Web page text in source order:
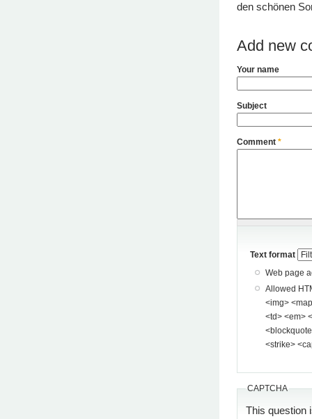
den schönen
Add new
Your name
Subject
Comment *
Text format
Web page
Allowed HTML tags: <a> <p> <span> <div>
<img> <map> <area> <hr> <br>
<td> <em> <b> <u> <i>
<blockquote> <pre>
<strike>
CAPTCHA
This question